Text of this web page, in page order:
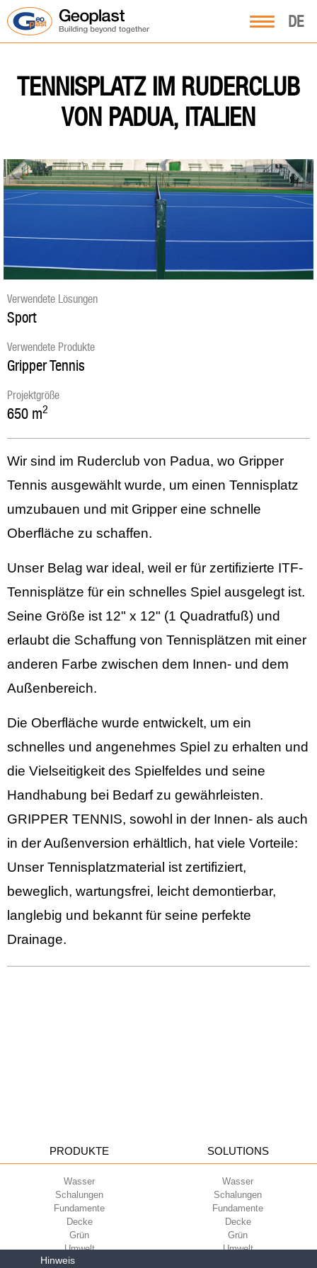
DE
TENNISPLATZ IM RUDERCLUB
VON PADUA, ITALIEN
Verwendete Lösungen
Sport
Verwendete Produkte
Gripper Tennis
Projektgröße
650 m2
Wir sind im Ruderclub von Padua, wo Gripper
Tennis ausgewählt wurde, um einen Tennisplatz
umzubauen und mit Gripper eine schnelle
Oberfläche zu schaffen.
Unser Belag war ideal, weil er für zertifizierte ITF-
Tennisplätze für ein schnelles Spiel ausgelegt ist.
Seine Größe ist 12" x 12" (1 Quadratfuß) und
erlaubt die Schaffung von Tennisplätzen mit einer
anderen Farbe zwischen dem Innen- und dem
Außenbereich.
Die Oberfläche wurde entwickelt, um ein
schnelles und angenehmes Spiel zu erhalten und
die Vielseitigkeit des Spielfeldes und seine
Handhabung bei Bedarf zu gewährleisten.
GRIPPER TENNIS, sowohl in der Innen- als auch
in der Außenversion erhältlich, hat viele Vorteile:
Unser Tennisplatzmaterial ist zertifiziert,
beweglich, wartungsfrei, leicht demontierbar,
langlebig und bekannt für seine perfekte
Drainage.
PRODUKTE
Wasser
Schalungen
Fundamente
Decke
Grün
Umwelt
Sport
SOLUTIONS
Wasser
Schalungen
Fundamente
Decke
Grün
Umwelt
Hinweis